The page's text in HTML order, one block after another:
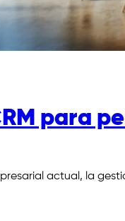
para
actual, la